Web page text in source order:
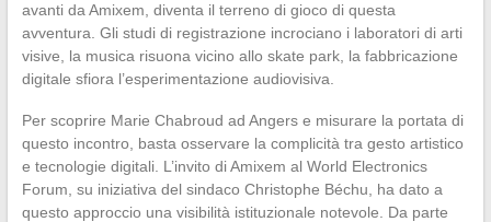
avanti da Amixem, diventa il terreno di gioco di questa
avventura. Gli studi di registrazione incrociano i laboratori di arti
visive, la musica risuona vicino allo skate park, la fabbricazione
digitale sfiora l’esperimentazione audiovisiva.
Per scoprire Marie Chabroud ad Angers e misurare la portata di
questo incontro, basta osservare la complicità tra gesto artistico
e tecnologie digitali. L’invito di Amixem al World Electronics
Forum, su iniziativa del sindaco Christophe Béchu, ha dato a
questo approccio una visibilità istituzionale notevole. Da parte